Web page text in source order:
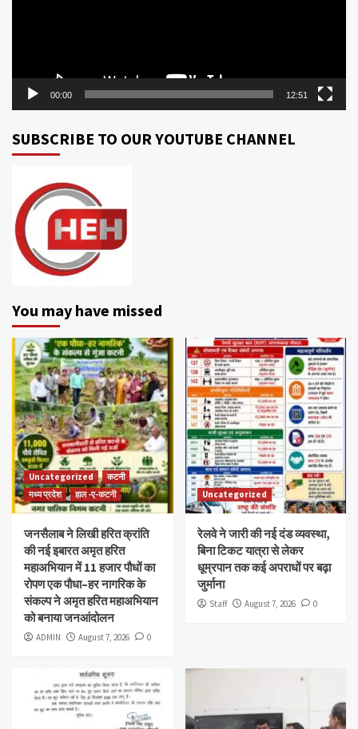
00:00 12:51
SUBSCRIBE TO OUR YOUTUBE CHANNEL
You may have missed
Uncategorized
कटनी
मध्य प्रदेश
हाल -ए-कटनी
जनसैलाब ने लिखी हरित क्रांति
की नई इबारत अमृत हरित
महाअभियान में 11 हजार पौधों का
रोपण एक पौधा–हर नागरिक के
संकल्प ने अमृत हरित महाअभियान
को बनाया जनआंदोलन
ADMIN August 7, 2026 0
Uncategorized
रेलवे ने जारी की नई दंड व्यवस्था,
बिना टिकट यात्रा से लेकर
धूम्रपान तक कई अपराधों पर बढ़ा
जुर्माना
Staff August 7, 2026 0